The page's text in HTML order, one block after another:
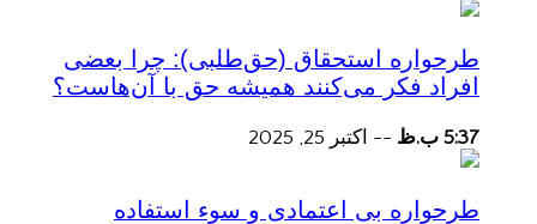
طرحواره استحقاق (حق‌طلبی): چرا بعضی
افراد فکر می‌کنند همیشه حق با آن‌هاست؟
5:37 ب.ظ -- اکتبر 25, 2025
طرحواره بی اعتمادی و سوء استفاده